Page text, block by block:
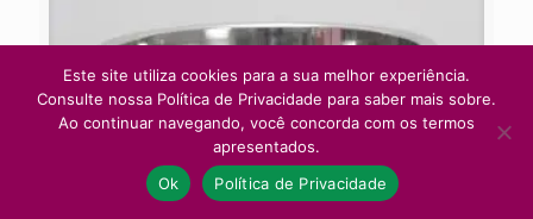
Este site utiliza cookies para a sua melhor experiência.
Consulte nossa Política de Privacidade para saber mais sobre.
Ao continuar navegando, você concorda com os termos
apresentados.
Ok
Política de Privacidade